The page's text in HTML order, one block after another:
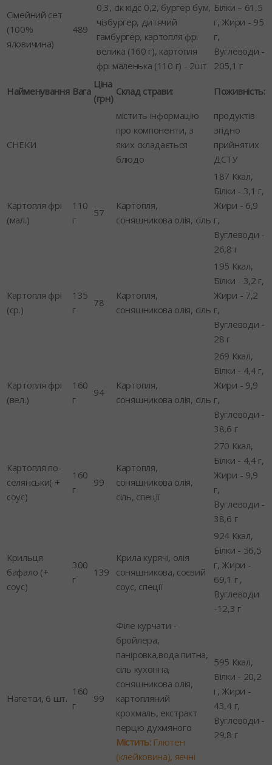
Сімейний сет
(100%
яловичина)
489
0,3, сік кідс 0,2, бургер бум,
чізбургер, дитячий
гамбургер, картопля фрі
велика (160 г), картопля
фрі маленька (110 г) - 2шт
Білки – 61,5
г, Жири - 95
г,
Вуглеводи -
205,1 г
Найменування Вага
Ціна
(грн)
Склад страви: Поживність:
СНЕКИ
містить інформацію
про компоненти, з
яких складається
блюдо
продуктів
згідно
прийнятих
ДСТУ
Картопля фрі
(мал.)
110
г
57
Картопля,
соняшникова олія, сіль
187 Ккал,
Білки - 3,1 г,
Жири - 6,9
г,
Вуглеводи -
26,8 г
Картопля фрі
(ср.)
135
г
78
Картопля,
соняшникова олія, сіль
195 Ккал,
Білки - 3,2 г,
Жири - 7,2
г,
Вуглеводи -
28 г
Картопля фрі
(вел.)
160
г
94
Картопля,
соняшникова олія, сіль
269 Ккал,
Білки - 4,4 г,
Жири - 9,9
г,
Вуглеводи -
38,6 г
Картопля по-
селянськи( +
соус)
160
г
99
Картопля,
соняшникова олія,
сіль, спеції
270 Ккал,
Білки - 4,4 г,
Жири - 9,9
г,
Вуглеводи -
38,6 г
Крильця
бафало (+
соус)
300
г
139
Крила курячі, олія
соняшникова, соєвий
соус, спеції
924 Ккал,
Білки - 56,5
г, Жири -
69,1 г ,
Вуглеводи
-12,3 г
Нагетси, 6 шт.
160
г
99
Філе курчати -
бройлера,
паніровка,вода питна,
сіль кухонна,
соняшникова олія,
картопляний
крохмаль, екстракт
перцю духмяного
Містить:Глютен
(клейковина), яєчні
595 Ккал,
Білки - 20,2
г, Жири -
43,4 г,
Вуглеводи -
29,8 г